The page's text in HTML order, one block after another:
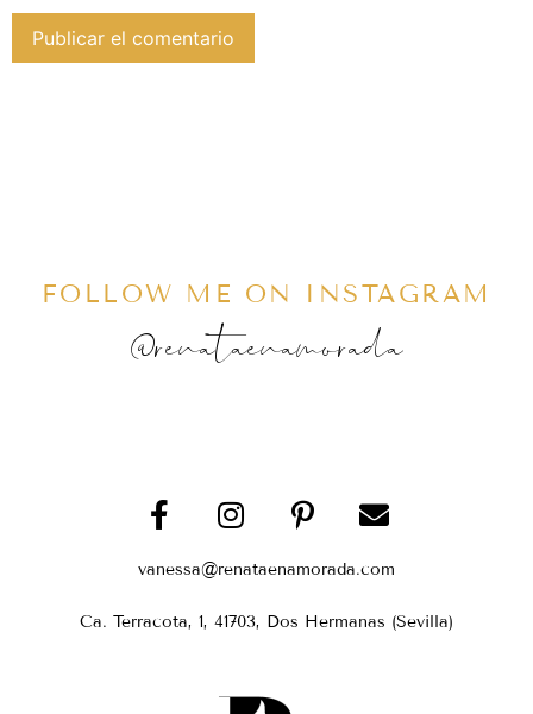
FOLLOW ME ON INSTAGRAM
@renataenamorada
vanessa@renataenamorada.com
Ca. Terracota, 1, 41703, Dos Hermanas (Sevilla)